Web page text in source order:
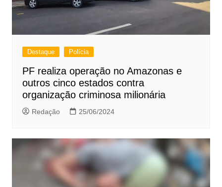
Destaque Polícia
PF realiza operação no Amazonas e
outros cinco estados contra
organização criminosa milionária
Redação 25/06/2024